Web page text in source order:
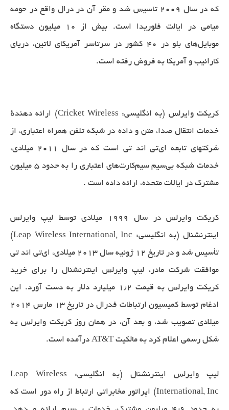
که در سال ۲۰۰۹ تاسیس شد و مقر آن در درال واقع در حومه
میامی در ایالت فلوریدا است. بیش از ۱۰ میلیون دستگاه
موبایل‌های بلو در ۴۰ کشور در سرتاسر آمریکای لاتین، دریای
کارائیب و آمریکا به فروش رفته است.
کریکت وایرلس (به انگلیسی: Cricket Wireless) ارائه دهندهٔ
خدمات انتقال صدا، متن و داده در شبکه تلفن همراه اعتباری، از
شرکت‎های تابعه ای‌تی اند تی است که در سال ۲۰۱۱ میلادی،
خدمات شبکه بی‌سیم سیم‌کارت‌های اعتباری را به حدود ۵ میلیون
مشترک در ایالات متحده، ارائه داده است .
کریکت وایرلس در سال ۱۹۹۹ میلادی توسط لیپ وایرلس
اینترنشنال (به انگلیسی: Leap Wireless International, Inc)
تأسیس شد و در تاریخ ۱۲ ژوئیه سال ۲۰۱۳ میلادی، ای‌تی اند تی
موافقت شرکت مادر، لیپ وایرلس اینترنشنال را برای خرید
کریکت وایرلس به قیمت ۱٫۲ میلیارد دلار به دست آورد. این
ادغام توسط کمیسیون ارتباطات فدرال در تاریخ ۱۳ مارس ۲۰۱۴
میلادی تصویب شد، و بعد آن، در همان روز کریکت وایرلس یه
شکل رسمی اعلام کرد به مالکیت AT&T درآمده است.
لیپ وایرلس اینترنشنال (به انگلیسی: Leap Wireless
International, Inc) اپراتور مخابراتی ارتباط از راه دور است که